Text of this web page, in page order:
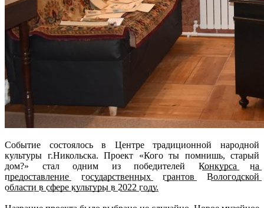
Событие состоялось в Центре традиционной народной
культуры г.Никольска. Проект «Кого ты помнишь, старый
дом?» стал одним из победителей К̲о̲н̲к̲у̲р̲с̲а̲ н̲а̲
п̲р̲е̲д̲о̲с̲т̲а̲в̲л̲е̲н̲и̲е̲ г̲о̲с̲у̲д̲а̲р̲с̲т̲в̲е̲н̲н̲ы̲х̲ г̲р̲а̲н̲т̲о̲в̲ В̲о̲л̲о̲г̲о̲д̲с̲к̲о̲й̲
о̲б̲л̲а̲с̲т̲и̲ в̲ с̲ф̲е̲р̲е̲ к̲у̲л̲ь̲т̲у̲р̲ы̲ в̲ 2̲0̲2̲2̲ г̲о̲д̲у̲.